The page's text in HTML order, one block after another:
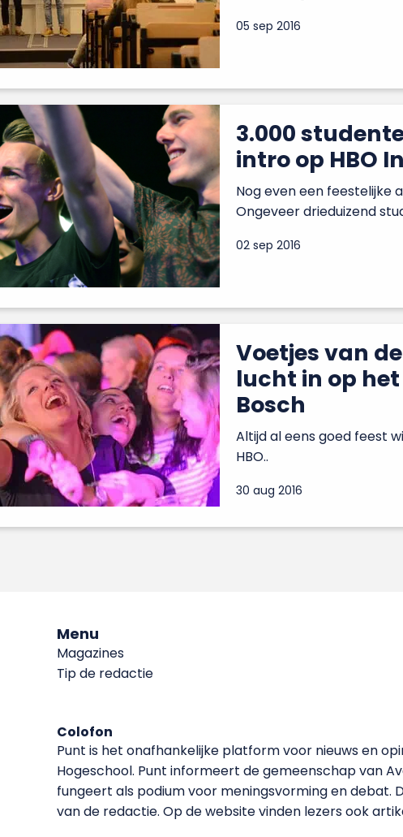
05 sep 2016
3.000
intro op HBO
Nog even een feestelijke
Ongeveer drieduizend
02 sep 2016
Voetjes van
lucht in op het
Bosch
Altijd al eens goed feest
HBO..
30 aug 2016
Menu
Magazines
Tip de redactie
Colofon
Punt is het onafhankelijke platform voor nieuws en
Hoge­school. Punt informeert de gemeenschap van
fungeert als podium voor meningsvorming en debat.
van de redactie. Op de website vinden lezers ook